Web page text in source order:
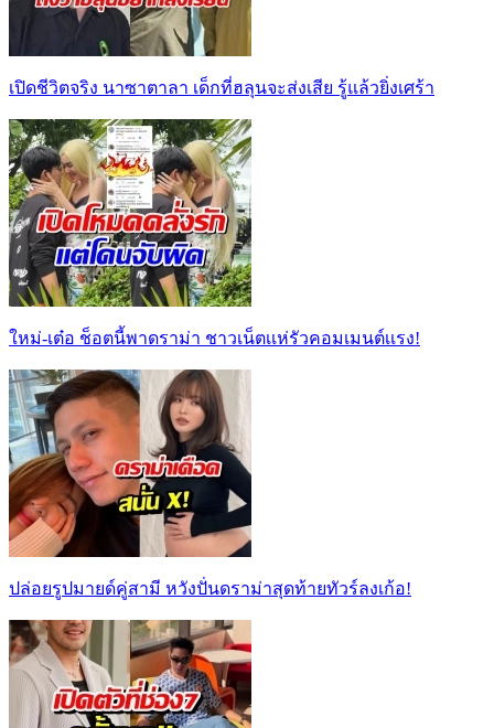
เปิดชีวิตจริง นาซาตาลา เด็กที่ฮลุนจะส่งเสีย รู้แล้วยิ่งเศร้า
ใหม่-เต๋อ ช็อตนี้พาดราม่า ชาวเน็ตเเห่รัวคอมเมนต์เเรง!
ปล่อยรูปมายด์คู่สามี หวังปั่นดราม่าสุดท้ายทัวร์ลงเก้อ!